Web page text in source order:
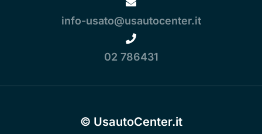
info-usato@usautocenter.it
02 786431
© UsautoCenter.it